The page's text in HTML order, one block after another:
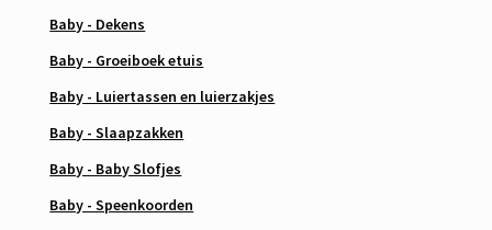
Baby - Dekens
Baby - Groeiboek etuis
Baby - Luiertassen en luierzakjes
Baby - Slaapzakken
Baby - Baby Slofjes
Baby - Speenkoorden